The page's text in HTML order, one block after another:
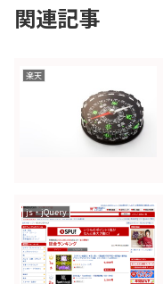
関連記事
楽天
js・jQuery